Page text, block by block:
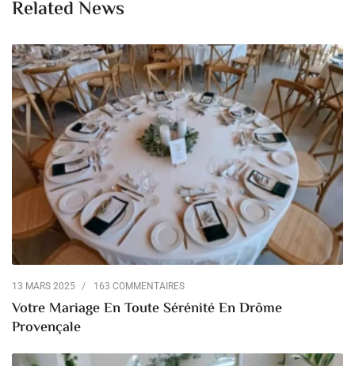
Related News
13 MARS 2025 163 COMMENTAIRES
Votre Mariage En Toute Sérénité En Drôme
Provençale